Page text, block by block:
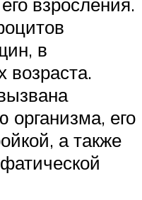
в
возраста.
организма, его
а также